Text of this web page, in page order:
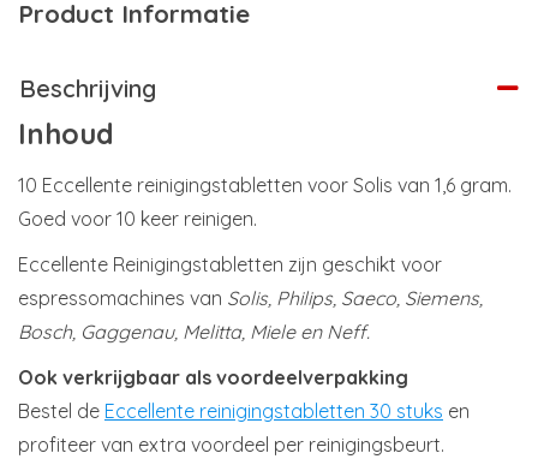
Product Informatie
Beschrijving
Inhoud
10 Eccellente reinigingstabletten voor Solis van 1,6 gram.
Goed voor 10 keer reinigen.
Eccellente Reinigingstabletten zijn geschikt voor
espressomachines van Solis, Philips, Saeco, Siemens,
Bosch, Gaggenau, Melitta, Miele en Neff.
Ook verkrijgbaar als voordeelverpakking
Bestel de Eccellente reinigingstabletten 30 stuks en
profiteer van extra voordeel per reinigingsbeurt.